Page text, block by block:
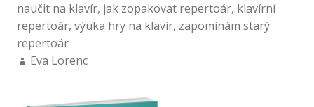
naučit na klavír, jak zopakovat repertoár, klavírní
repertoár, výuka hry na klavír, zapomínám starý
repertoár
Eva Lorenc